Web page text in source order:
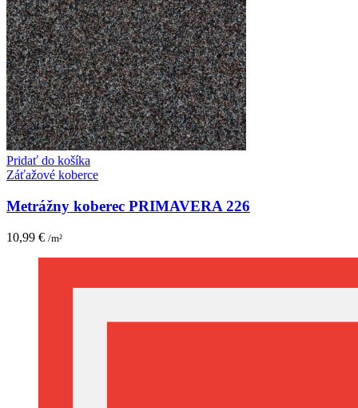
Pridať do košíka
Záťažové koberce
Metrážny koberec PRIMAVERA 226
10,99 € /m²